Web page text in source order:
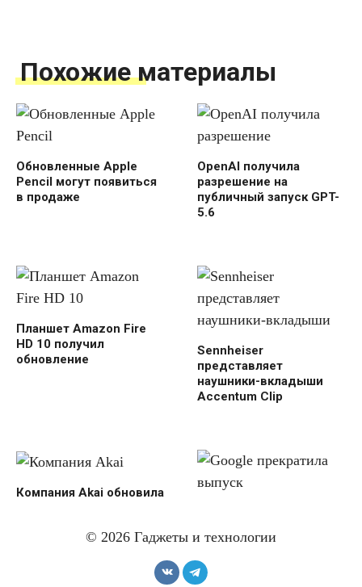
Похожие материалы
Обновленные Apple
Pencil могут появиться
в продаже
OpenAI получила
разрешение на
публичный запуск GPT-
5.6
Планшет Amazon Fire
HD 10 получил
обновление
Sennheiser
представляет
наушники-вкладыши
Accentum Clip
Компания Akai обновила
Home Mini
© 2026 Гаджеты и технологии